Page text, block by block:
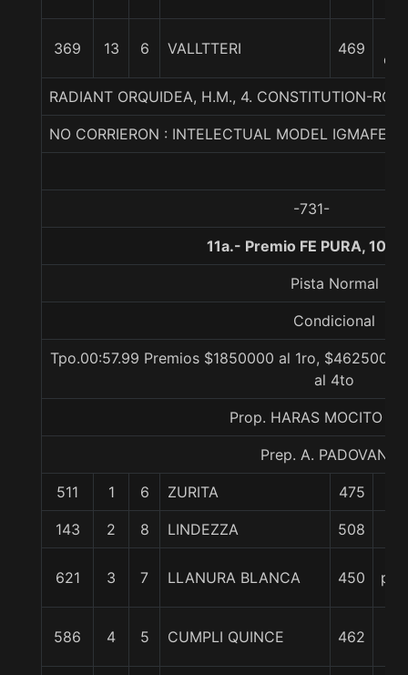
369 13 6 VALLTTERI 469
RADIANT ORQUIDEA, H.M., 4. CONSTITUTION-
NO CORRIERON : INTELECTUAL MODEL IGMAFE
-731-
11a.- Premio FE PURA,
Pista Normal
Condicional
Tpo.00:57.99 Premios $1850000 al 1ro, $462500
al 4to
Prop. HARAS MOCITO
Prep. A. PADOVANI E.
511 1 6 ZURITA 475
143 2 8 LINDEZZA 508
621 3 7 LLANURA BLANCA 450
586 4 5 CUMPLI QUINCE 462